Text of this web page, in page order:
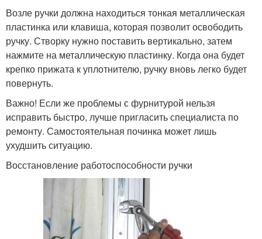
Возле ручки должна находиться тонкая металлическая
пластинка или клавиша, которая позволит освободить
ручку. Створку нужно поставить вертикально, затем
нажмите на металлическую пластинку. Когда она будет
крепко прижата к уплотнителю, ручку вновь легко будет
повернуть.
Важно! Если же проблемы с фурнитурой нельзя
исправить быстро, лучше пригласить специалиста по
ремонту. Самостоятельная починка может лишь
ухудшить ситуацию.
Восстановление работоспособности ручки